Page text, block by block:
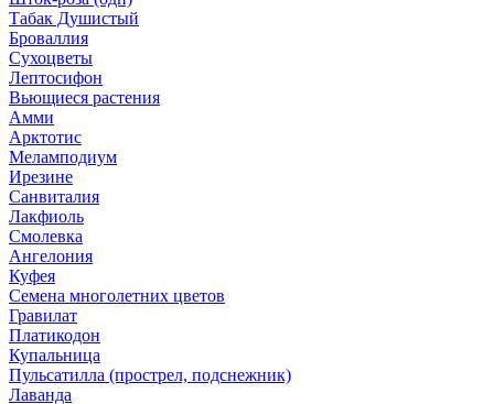
Табак Душистый
Броваллия
Сухоцветы
Лептосифон
Вьющиеся растения
Амми
Арктотис
Меламподиум
Ирезине
Санвиталия
Лакфиоль
Смолевка
Ангелония
Куфея
Семена многолетних цветов
Гравилат
Платикодон
Купальница
Пульсатилла (прострел, подснежник)
Лаванда